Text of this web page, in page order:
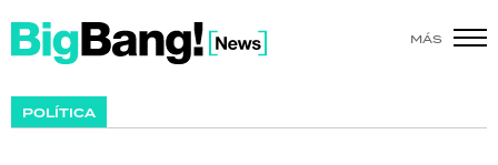
MÁS
POLÍTICA
SHOW